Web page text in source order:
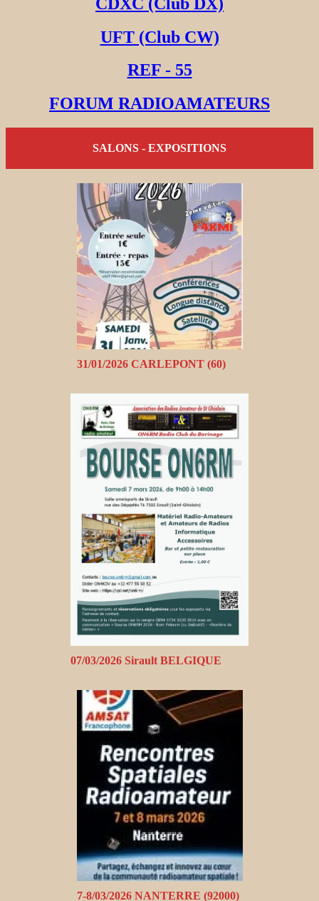
UFT (Club CW)
REF - 55
FORUM RADIOAMATEURS
SALONS - EXPOSITIONS
31/01/2026 CARLEPONT (60)
07/03/2026 Sirault BELGIQUE
7-8/03/2026 NANTERRE (92000)